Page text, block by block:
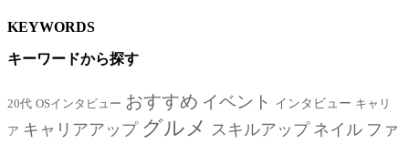
KEYWORDS
キーワードから探す
20代 OSインタビュー おすすめ イベント インタビュー キャリ
ア キャリアアップ グルメ スキルアップ ネイル ファ